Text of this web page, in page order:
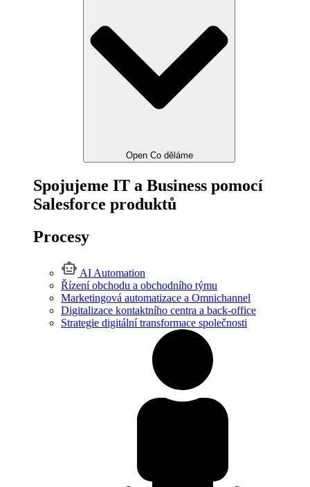
Open Co děláme
Spojujeme IT a Business pomocí
Salesforce produktů
Procesy
AI Automation
Řízení obchodu a obchodního týmu
Marketingová automatizace a Omnichannel
Digitalizace kontaktního centra a back-office
Strategie digitální transformace společnosti